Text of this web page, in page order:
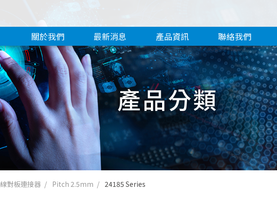
關於我們 最新消息 產品資訊 聯絡我們
產品分類
線對板連接器 Pitch 2.5mm 24185 Series